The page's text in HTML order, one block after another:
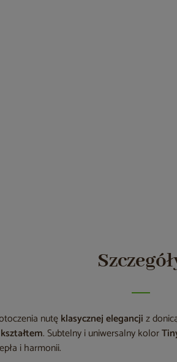
nutęklasycznej elegancjiz
. Subtelny i uniwersalny kolor
i harmonii.